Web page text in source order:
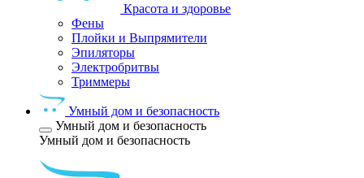
Красота и здоровье
Фены
Плойки и Выпрямители
Эпиляторы
Электробритвы
Триммеры
Умный дом и безопасность
Умный дом и безопасность
Умный дом и безопасность